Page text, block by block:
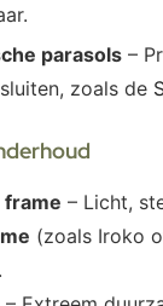
parasols –
zoals de
frame – Licht,
(zoals Iroko